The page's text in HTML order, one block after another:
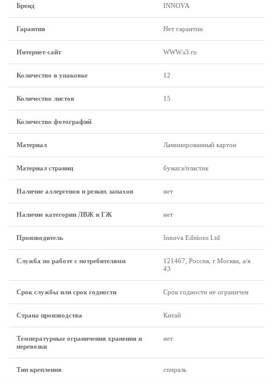
Бренд INNOVA
Гарантия Нет гарантии
Интернет-сайт WWW.s3.ru
Количество в упаковке 12
Количество листов 15
Количество фотографий
Материал Ламинированный картон
Материал страниц бумага/пластик
Наличие аллергенов и резких запахов нет
Наличие категории ЛВЖ и ГЖ нет
Производитель Innova Editions Ltd
Служба по работе с потребителями
121467, Россия, г.Москва, а/я
43
Срок службы или срок годности Срок годности не ограничен
Страна производства Китай
Температурные ограничения хранения и
перевозки
нет
Тип крепления спираль